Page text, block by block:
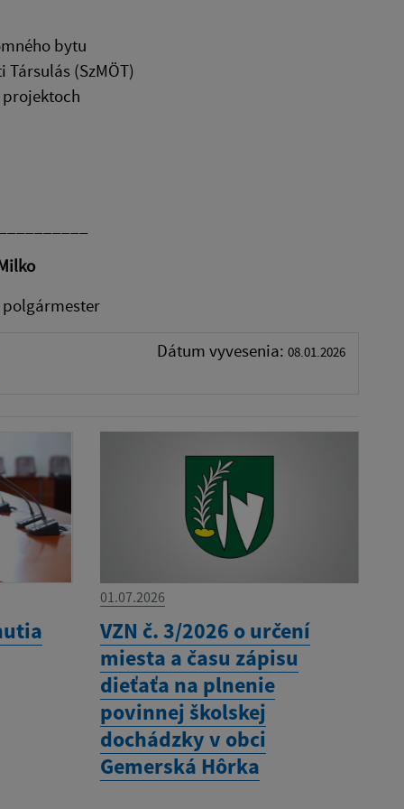
bytu
(SzMÖT)
Dátum vyvesenia: 08.01.2026
01.07.2026
VZN č. 3/2026 o určení
miesta a času zápisu
dieťaťa na plnenie
povinnej školskej
dochádzky v obci
Gemerská Hôrka